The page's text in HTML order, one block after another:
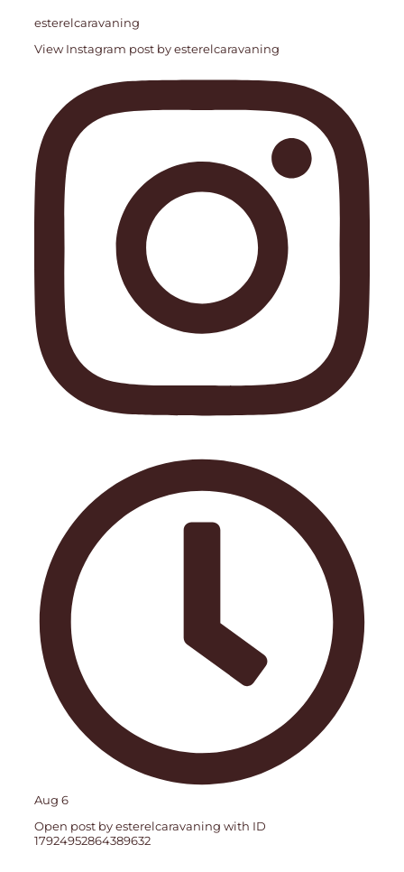
esterelcaravaning
View Instagram post by esterelcaravaning
Aug 6
Open post by esterelcaravaning with ID
17924952864389632